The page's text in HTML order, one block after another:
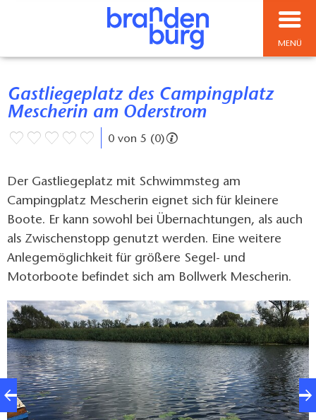
MENÜ
Gastliegeplatz des Campingplatz
Mescherin am Oderstrom
0 von 5 (0)
Der Gastliegeplatz mit Schwimmsteg am
Campingplatz Mescherin eignet sich für kleinere
Boote. Er kann sowohl bei Übernachtungen, als auch
als Zwischenstopp genutzt werden. Eine weitere
Anlegemöglichkeit für größere Segel- und
Motorboote befindet sich am Bollwerk Mescherin.